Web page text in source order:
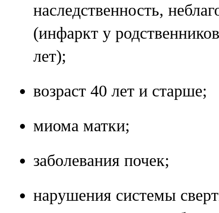
наследственность,
(инфаркт у
лет);
возраст 40 лет и старше;
миома матки;
заболевания почек;
нарушения системы